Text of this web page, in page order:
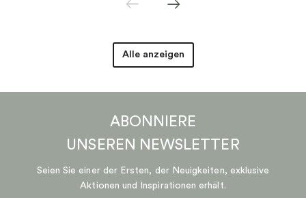
Alle anzeigen
ABONNIERE
UNSEREN NEWSLETTER
Seien Sie einer der Ersten, der Neuigkeiten, exklusive
Aktionen und Inspirationen erhält.